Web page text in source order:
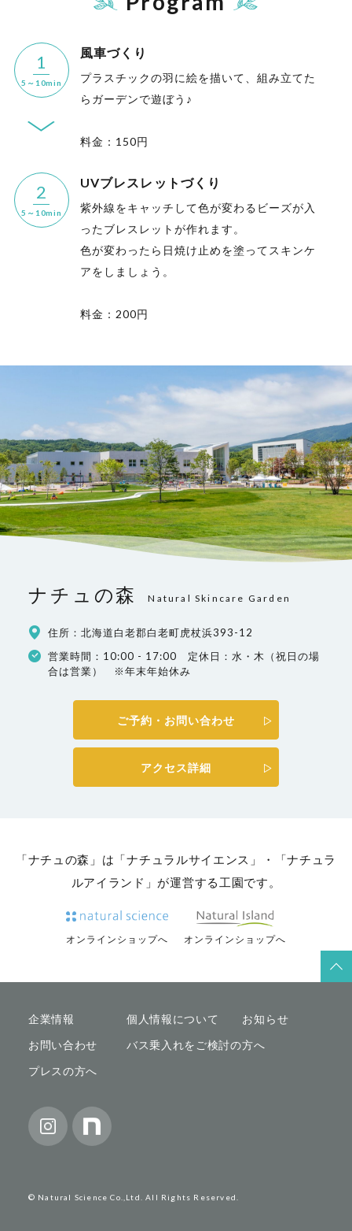
1
5～10min
風車づくり
プラスチックの羽に絵を描いて、組み立てた
らガーデンで遊ぼう♪
料金：150円
2
5～10min
UVブレスレットづくり
紫外線をキャッチして色が変わるビーズが入
ったブレスレットが作れます。
色が変わったら日焼け止めを塗ってスキンケ
アをしましょう。
料金：200円
ナチュの森 Natural Skincare Garden
住所：北海道白老郡白老町虎杖浜393-12
営業時間：10:00 - 17:00 定休日：水・木（祝日の場
合は営業） ※年末年始休み
ご予約・お問い合わせ
アクセス詳細
「ナチュの森」は「ナチュラルサイエンス」・「ナチュラ
ルアイランド」が運営する工園です。
オンラインショップへ オンラインショップへ
企業情報 個人情報について
お知らせ
お問い合わせ
バス乗入れをご検討の方へ
プレスの方へ
© Natural Science Co.,Ltd. All Rights Reserved.